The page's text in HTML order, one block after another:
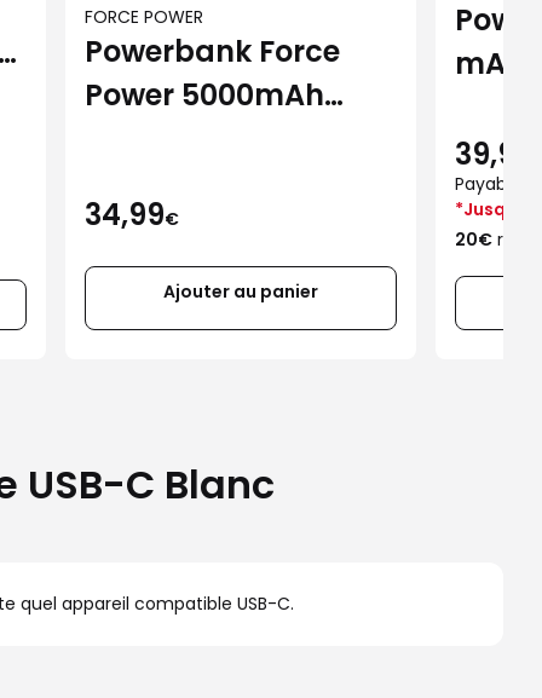
FORCE POWER
Powerbank Force
Power 5000mAh
34,99€
Ajouter au panier
mAh
39,99
Payable
20€
USB-C Blanc
quel appareil compatible USB-C.